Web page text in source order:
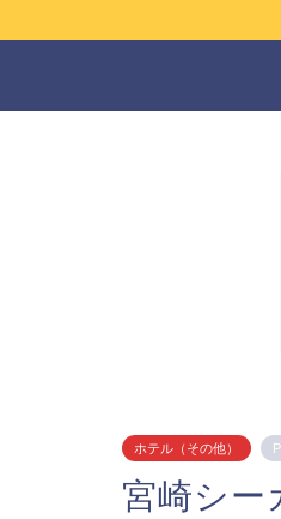
ホテル（その他）
宮崎シー